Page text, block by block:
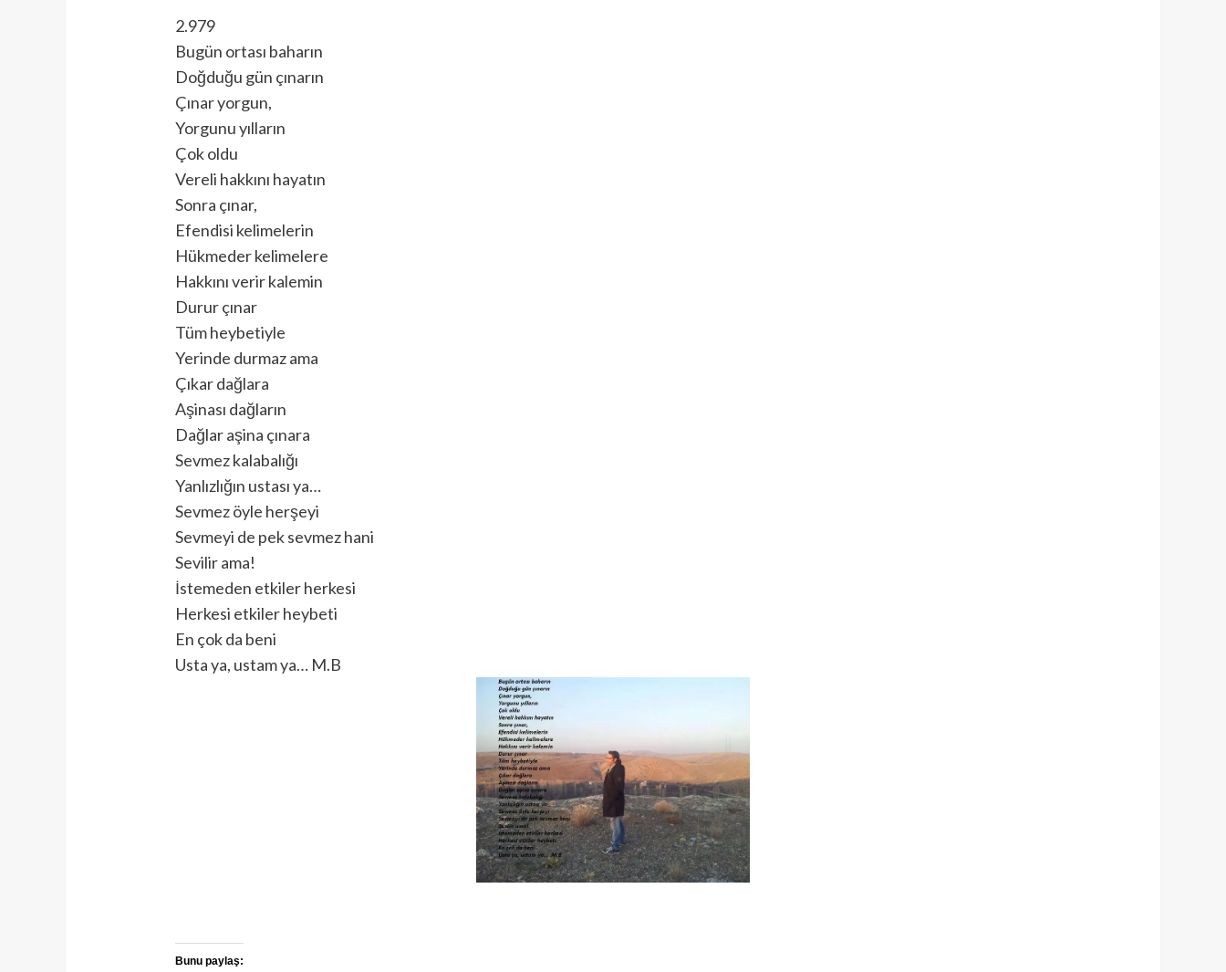
2.979
Bugün ortası baharın
Doğduğu gün çınarın
Çınar yorgun,
Yorgunu yılların
Çok oldu
Vereli hakkını hayatın
Sonra çınar,
Efendisi kelimelerin
Hükmeder kelimelere
Hakkını verir kalemin
Durur çınar
Tüm heybetiyle
Yerinde durmaz ama
Çıkar dağlara
Aşinası dağların
Dağlar aşina çınara
Sevmez kalabalığı
Yanlızlığın ustası ya…
Sevmez öyle herşeyi
Sevmeyi de pek sevmez hani
Sevilir ama!
İstemeden etkiler herkesi
Herkesi etkiler heybeti
En çok da beni
Usta ya, ustam ya… M.B
Bunu paylaş: